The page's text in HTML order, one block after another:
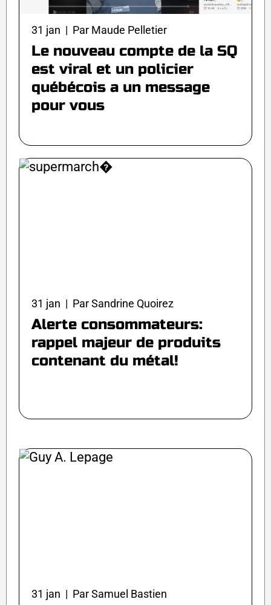
31 jan | Par Maude Pelletier
Le nouveau compte de la SQ
est viral et un policier
québécois a un message
pour vous
31 jan | Par Sandrine Quoirez
Alerte consommateurs:
rappel majeur de produits
contenant du métal!
31 jan | Par Samuel Bastien